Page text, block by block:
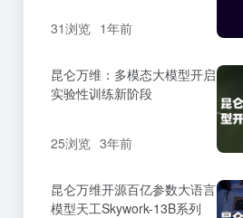
31浏览 1年前
昆仑万维：多模态大模型开启
实验性训练新阶段
25浏览 3年前
昆仑万维开源百亿参数大语言
模型天工Skywork-13B系列